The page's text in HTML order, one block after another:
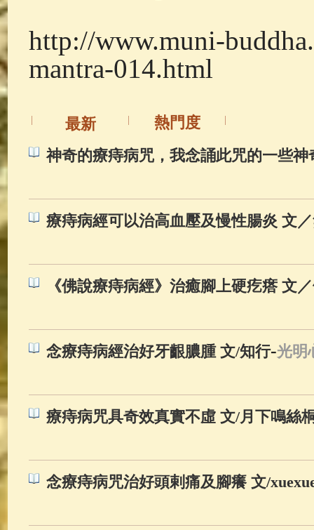
http://www.muni-
mantra-014.html
最新
熱門度
神奇的療痔病咒，我念誦此咒的一些神
療痔病經可以治高血壓及慢性腸炎 文
《佛說療痔病經》治癒腳上硬疙瘩 文
念療痔病經治好牙齦膿腫 文/知行-光明
療痔病咒具奇效真實不虛 文/月下鳴絲
念療痔病咒治好頭剌痛及腳癢 文/